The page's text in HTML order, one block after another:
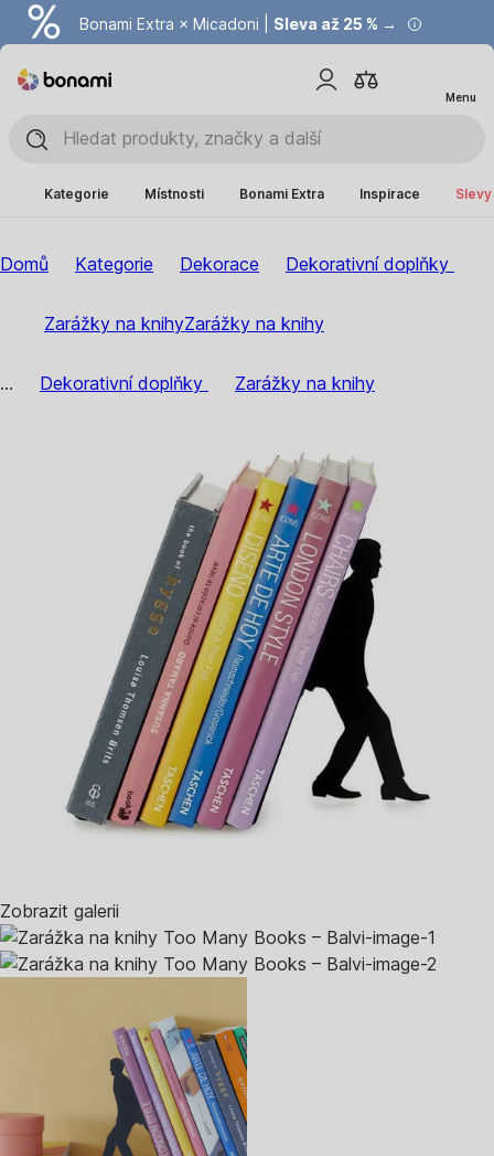
Bonami Extra × Micadoni | Sleva až 25 % →
Summer Sale | Ušetřete až 40 % →
Menu
Kategorie Místnosti Bonami Extra Inspirace
Domů Kategorie Dekorace Dekorativní doplňky
Zarážky na knihyZarážky na knihy
... Dekorativní doplňky Zarážky na knihy
Zobrazit galerii